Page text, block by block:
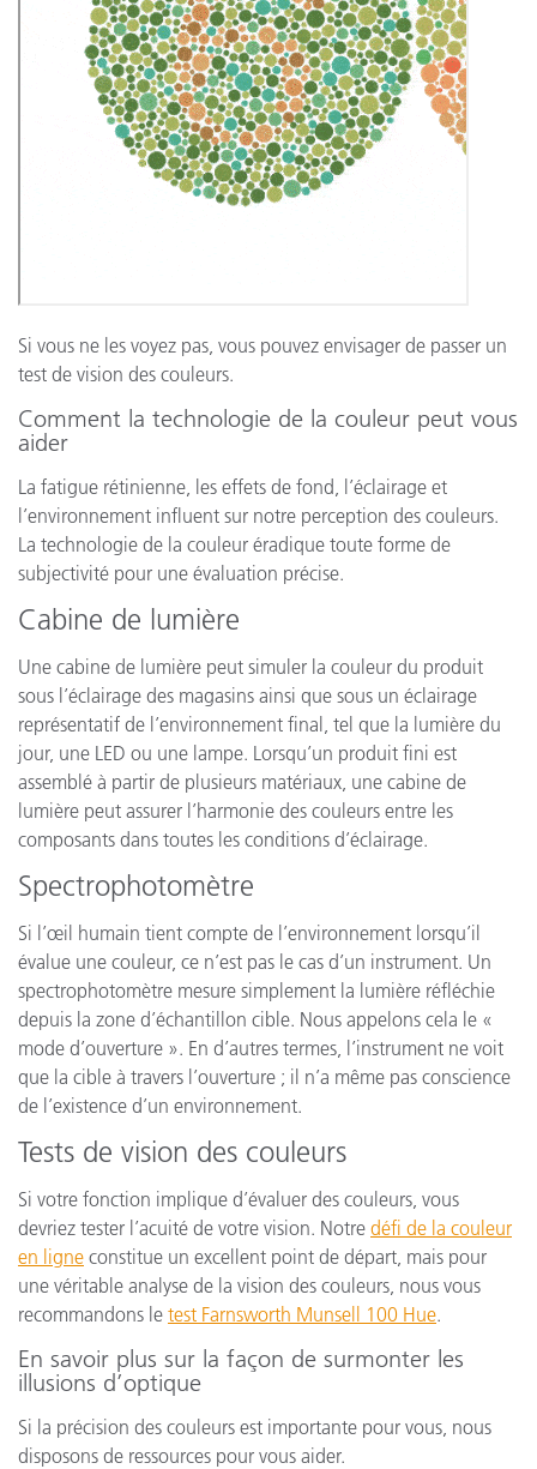
Si vous ne les voyez pas, vous pouvez envisager de passer un
test de vision des couleurs.
Comment la technologie de la couleur peut vous
aider
La fatigue rétinienne, les effets de fond, l’éclairage et
l’environnement influent sur notre perception des couleurs.
La technologie de la couleur éradique toute forme de
subjectivité pour une évaluation précise.
Cabine de lumière
Une cabine de lumière peut simuler la couleur du produit
sous l’éclairage des magasins ainsi que sous un éclairage
représentatif de l’environnement final, tel que la lumière du
jour, une LED ou une lampe. Lorsqu’un produit fini est
assemblé à partir de plusieurs matériaux, une cabine de
lumière peut assurer l’harmonie des couleurs entre les
composants dans toutes les conditions d’éclairage.
Spectrophotomètre
Si l’œil humain tient compte de l’environnement lorsqu’il
évalue une couleur, ce n’est pas le cas d’un instrument. Un
spectrophotomètre mesure simplement la lumière réfléchie
depuis la zone d’échantillon cible. Nous appelons cela le «
mode d’ouverture ». En d’autres termes, l’instrument ne voit
que la cible à travers l’ouverture ; il n’a même pas conscience
de l’existence d’un environnement.
Tests de vision des couleurs
Si votre fonction implique d’évaluer des couleurs, vous
devriez tester l’acuité de votre vision. Notre défi de la couleur
en ligne constitue un excellent point de départ, mais pour
une véritable analyse de la vision des couleurs, nous vous
recommandons le test Farnsworth Munsell 100 Hue.
En savoir plus sur la façon de surmonter les
illusions d’optique
Si la précision des couleurs est importante pour vous, nous
disposons de ressources pour vous aider.